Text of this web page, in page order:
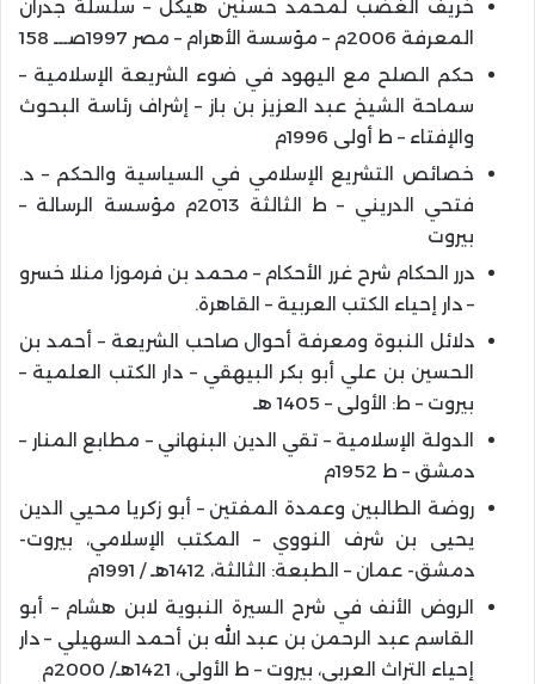
خريف الغضب لمحمد حسنين هيكل – سلسلة جدران
المعرفة 2006م – مؤسسة الأهرام – مصر 1997صـــ 158
حكم الصلح مع اليهود في ضوء الشريعة الإسلامية –
سماحة الشيخ عبد العزيز بن باز – إشراف رئاسة البحوث
والإفتاء – ط أولى 1996م
خصائص التشريع الإسلامي في السياسية والحكم – د.
فتحي الدريني – ط الثالثة 2013م مؤسسة الرسالة –
بيروت
درر الحكام شرح غرر الأحكام – محمد بن فرموزا منلا خسرو
– دار إحياء الكتب العربية – القاهرة.
دلائل النبوة ومعرفة أحوال صاحب الشريعة – أحمد بن
الحسين بن علي أبو بكر البيهقي – دار الكتب العلمية –
بيروت – ط: الأولى – 1405 هـ
الدولة الإسلامية – تقي الدين البنهاني – مطابع المنار –
دمشق – ط 1952م
روضة الطالبين وعمدة المفتين – أبو زكريا محيي الدين
يحيى بن شرف النووي – المكتب الإسلامي، بيروت-
دمشق- عمان – الطبعة: الثالثة، 1412هـ / 1991م
الروض الأنف في شرح السيرة النبوية لابن هشام – أبو
القاسم عبد الرحمن بن عبد الله بن أحمد السهيلي – دار
إحياء التراث العربي، بيروت – ط الأولى، 1421هـ/ 2000م